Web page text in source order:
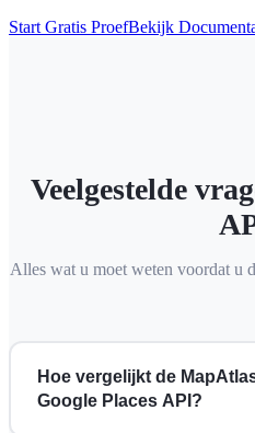
Start Gratis ProefBekijk
Veelgestelde
Alles wat u moet weten voordat u
Hoe vergelijkt de
Google Places API?